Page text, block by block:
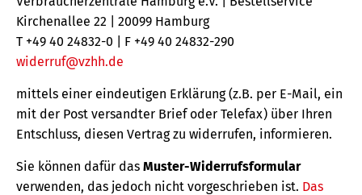
Kirchenallee 22 | 20099 Hamburg
T +49 40 24832-0 | F +49 40 24832-290
widerruf@vzhh.de
mittels einer eindeutigen Erklärung (z.B. per E-Mail, ein
mit der Post versandter Brief oder Telefax) über Ihren
Entschluss, diesen Vertrag zu widerrufen, informieren.
Sie können dafür das Muster-Widerrufsformular
verwenden, das jedoch nicht vorgeschrieben ist. Das